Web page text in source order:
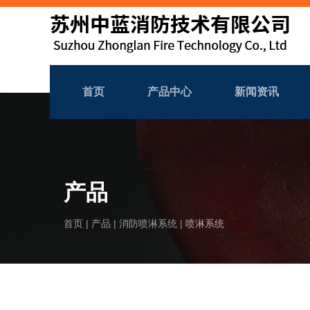
首页 产品中心 新闻资讯
产品
首页 | 产品 | 消防喷淋系统 | 喷淋系统